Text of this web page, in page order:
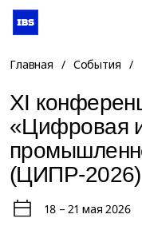
Главная / События /
XI
«Цифровая
(ЦИПР-2026)
18 – 21 мая 2026